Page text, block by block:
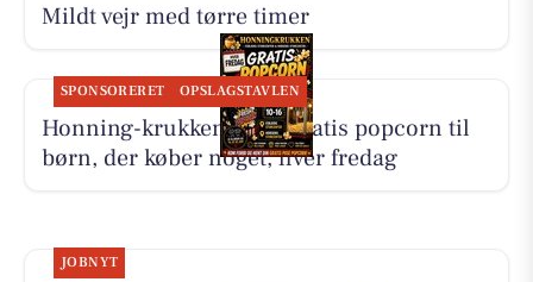
Mildt vejr med tørre timer
SPONSORERET OPSLAGSTAVLEN
Honning-krukken giver gratis popcorn til
børn, der køber noget, hver fredag
JOBNYT